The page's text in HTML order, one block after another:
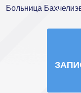
Больница